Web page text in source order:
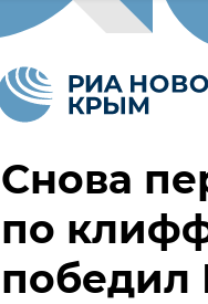
Снова
по
победил